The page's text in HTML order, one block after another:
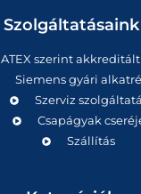
Szolgáltatásaink
ATEX szerint akkreditált
Siemens gyári
Szerviz
Csapágyak
Szállítás